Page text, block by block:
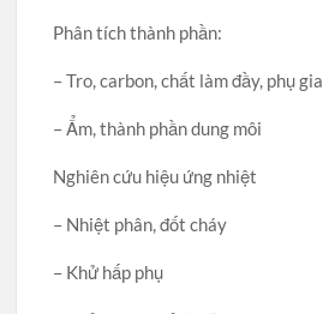
Phân tích thành phần:
– Tro, carbon, chất làm đầy, phụ gia
– Ẩm, thành phần dung môi
Nghiên cứu hiệu ứng nhiệt
– Nhiệt phân, đốt cháy
– Khử hấp phụ